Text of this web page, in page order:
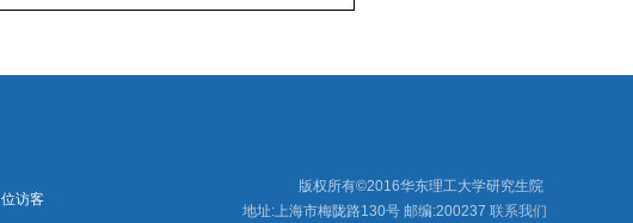
位访客
版权所有©2016华东理工大学研究生院
地址:上海市梅陇路130号 邮编:200237 联系我们